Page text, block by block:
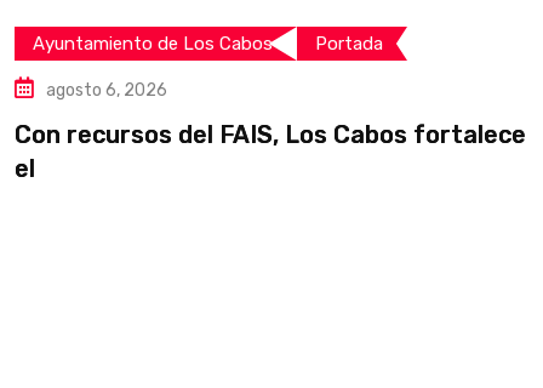
Ayuntamiento de Los Cabos Portada
agosto 6, 2026
Con recursos del FAIS, Los Cabos fortalece
el